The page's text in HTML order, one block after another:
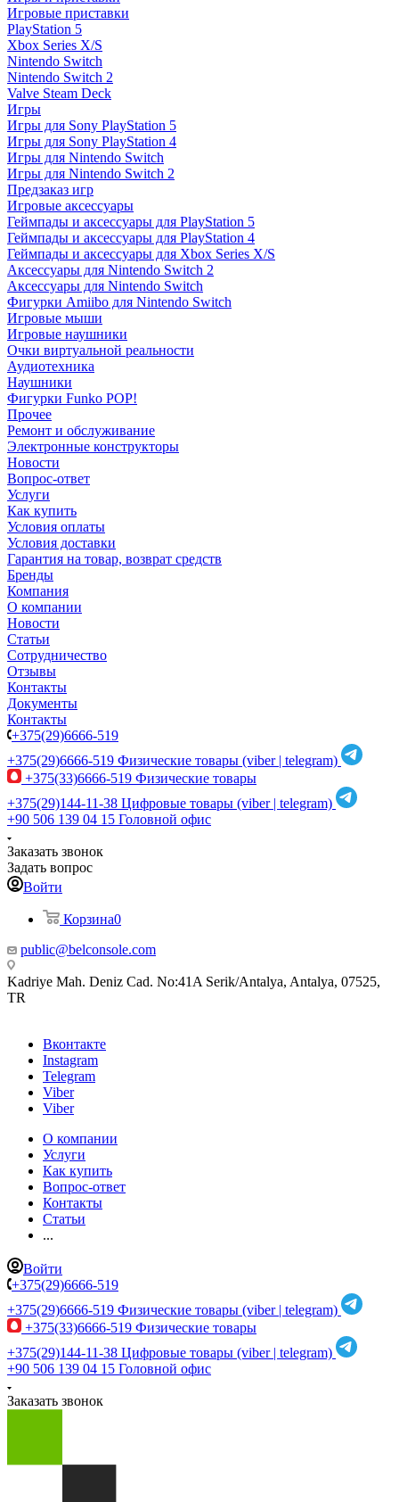
Игровые приставки
PlayStation 5
Xbox Series X/S
Nintendo Switch
Nintendo Switch 2
Valve Steam Deck
Игры
Игры для Sony PlayStation 5
Игры для Sony PlayStation 4
Игры для Nintendo Switch
Игры для Nintendo Switch 2
Предзаказ игр
Игровые аксессуары
Геймпады и аксессуары для PlayStation 5
Геймпады и аксессуары для PlayStation 4
Геймпады и аксессуары для Xbox Series X/S
Аксессуары для Nintendo Switch 2
Аксессуары для Nintendo Switch
Фигурки Amiibo для Nintendo Switch
Игровые мыши
Игровые наушники
Очки виртуальной реальности
Аудиотехника
Наушники
Фигурки Funko POP!
Прочее
Ремонт и обслуживание
Электронные конструкторы
Новости
Вопрос-ответ
Услуги
Как купить
Условия оплаты
Условия доставки
Гарантия на товар, возврат средств
Бренды
Компания
О компании
Новости
Статьи
Сотрудничество
Отзывы
Контакты
Документы
Контакты
+375(29)6666-519
+375(29)6666-519 Физические товары (viber | telegram)
+375(33)6666-519 Физические товары
+375(29)144-11-38 Цифровые товары (viber | telegram)
+90 506 139 04 15 Головной офис
Заказать звонок
Задать вопрос
Войти
Корзина0
public@belconsole.com
Kadriye Mah. Deniz Cad. No:41A Serik/Antalya, Antalya, 07525,
TR
Вконтакте
Instagram
Telegram
Viber
Viber
О компании
Услуги
Как купить
Вопрос-ответ
Контакты
Статьи
...
Войти
+375(29)6666-519
+375(29)6666-519 Физические товары (viber | telegram)
+375(33)6666-519 Физические товары
+375(29)144-11-38 Цифровые товары (viber | telegram)
+90 506 139 04 15 Головной офис
Заказать звонок